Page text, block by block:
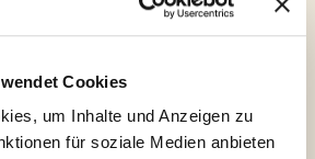
Cookies
um Inhalte und Anzeigen zu
für soziale Medien anbieten